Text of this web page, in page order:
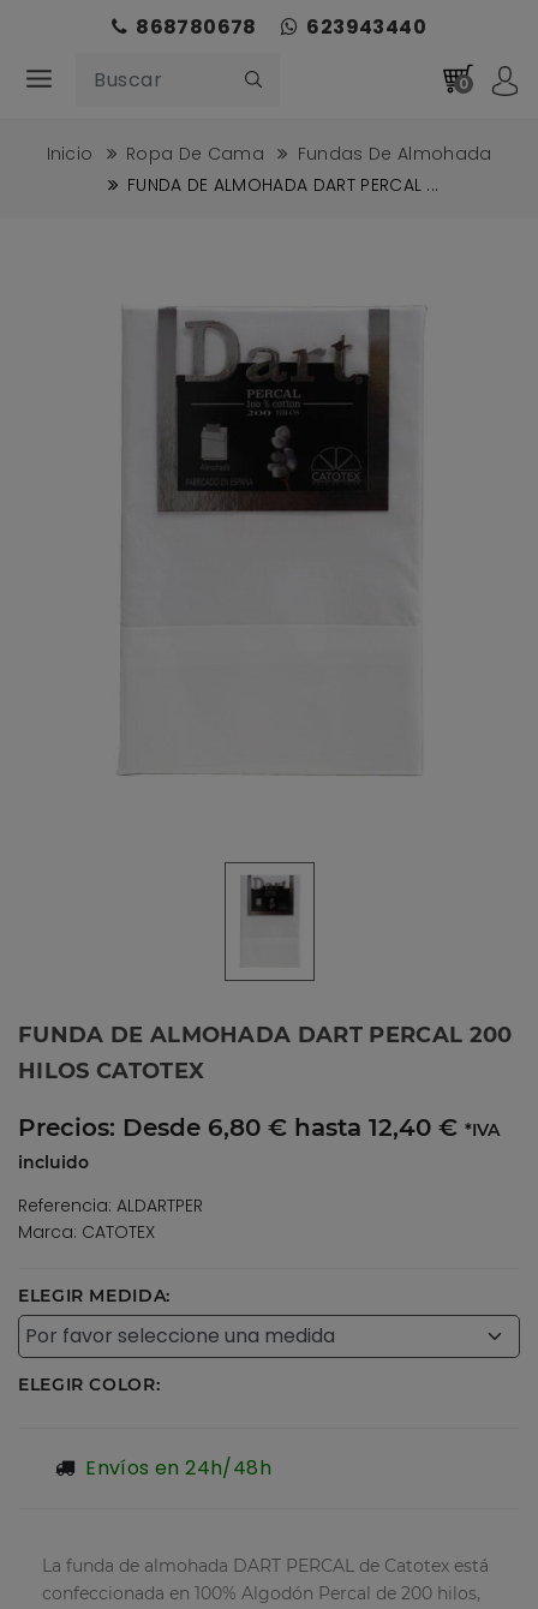
868780678 623943440
0
Inicio Ropa De Cama
Fundas De Almohada
FUNDA DE ALMOHADA DART PERCAL ...
FUNDA DE ALMOHADA DART PERCAL 200
HILOS CATOTEX
Precios: Desde 6,80 € hasta 12,40 € *IVA
incluido
Referencia: ALDARTPER
Marca: CATOTEX
ELEGIR MEDIDA:
ELEGIR COLOR:
Envíos en 24h/48h
La funda de almohada DART PERCAL de Catotex está
confeccionada en 100% Algodón Percal de 200 hilos,